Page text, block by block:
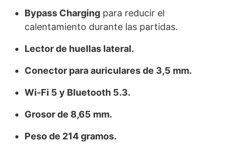
Bypass Charging para reducir el
calentamiento durante las partidas.
Lector de huellas lateral.
Conector para auriculares de 3,5 mm.
Wi-Fi 5 y Bluetooth 5.3.
Grosor de 8,65 mm.
Peso de 214 gramos.